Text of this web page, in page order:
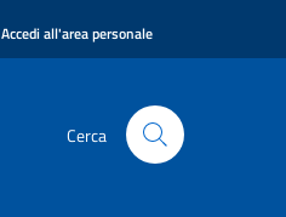
Accedi all'area personale
Cerca